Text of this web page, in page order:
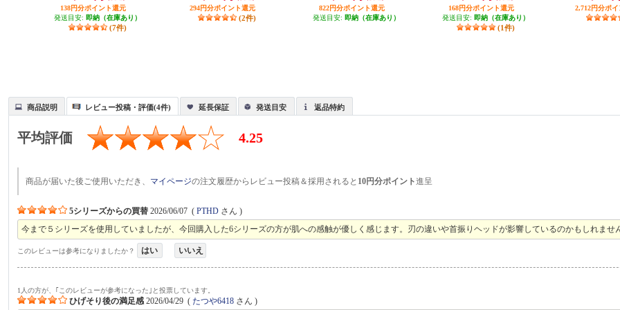
138円分ポイント還元
発送目安: 即納（在庫あり）
(7件)
294円分ポイント還元
(2件)
822円分ポイント還元
発送目安: 即納（在庫あり）
168円分ポイント還元
発送目安: 即納（在庫あり）
(1件)
2,712円分ポ
商品説明 レビュー投稿・評価(4件) 延長保証 発送目安 返品特約
平均評価 4.25
商品が届いた後ご使用いただき、 マイページの注文履歴からレビュー投稿＆採用されると 10円分ポイント進呈
5シリーズからの買替 2026/06/07 (PTHD さん )
今まで５シリーズを使用していましたが、今回購入した6シリーズの方が肌への感触が優しく感じます。刃の違いや首振りヘッドが影響しているのかもしれませ
このレビューは参考になりましたか？ はい いいえ
1人の方が、｢このレビューが参考になった｣と投票しています。
ひげそり後の満足感 2026/04/29 (たつや6418 さん )